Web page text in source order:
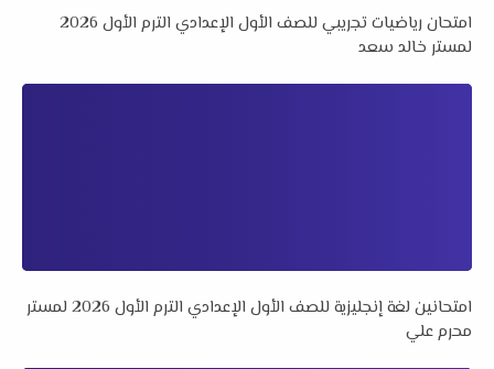
امتحان رياضيات تجريبي للصف الأول الإعدادي الترم الأول 2026
لمستر خالد سعد
امتحانين لغة إنجليزية للصف الأول الإعدادي الترم الأول 2026 لمستر
محرم علي